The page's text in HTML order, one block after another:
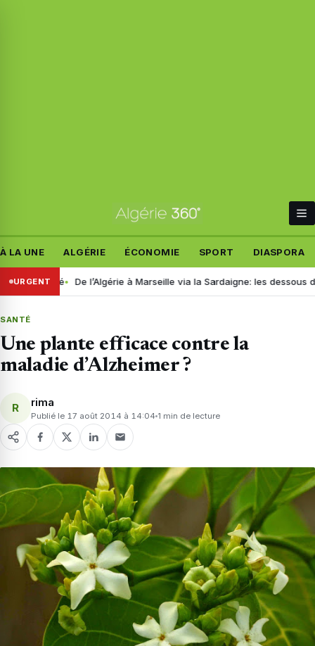
À LA UNE ALGÉRIE ÉCONOMIE SPORT DIASPORA
URGENTDe l’Algérie à Marseille via la Sardaigne: les dessous d’un
SANTÉ
Une plante efficace contre la
maladie d’Alzheimer ?
R rima
Publié le 17 août 2014 à 14:04 1 min de lecture